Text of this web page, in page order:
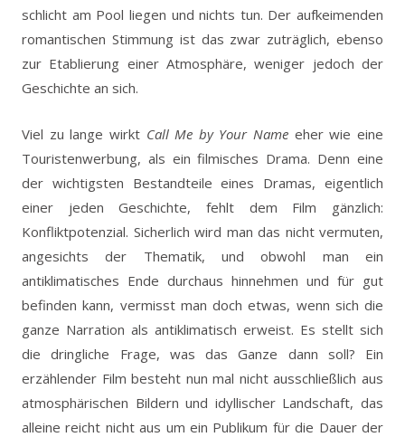
schlicht am Pool liegen und nichts tun. Der aufkeimenden
romantischen Stimmung ist das zwar zuträglich, ebenso
zur Etablierung einer Atmosphäre, weniger jedoch der
Geschichte an sich.
Viel zu lange wirkt Call Me by Your Name eher wie eine
Touristenwerbung, als ein filmisches Drama. Denn eine
der wichtigsten Bestandteile eines Dramas, eigentlich
einer jeden Geschichte, fehlt dem Film gänzlich:
Konfliktpotenzial. Sicherlich wird man das nicht vermuten,
angesichts der Thematik, und obwohl man ein
antiklimatisches Ende durchaus hinnehmen und für gut
befinden kann, vermisst man doch etwas, wenn sich die
ganze Narration als antiklimatisch erweist. Es stellt sich
die dringliche Frage, was das Ganze dann soll? Ein
erzählender Film besteht nun mal nicht ausschließlich aus
atmosphärischen Bildern und idyllischer Landschaft, das
alleine reicht nicht aus um ein Publikum für die Dauer der